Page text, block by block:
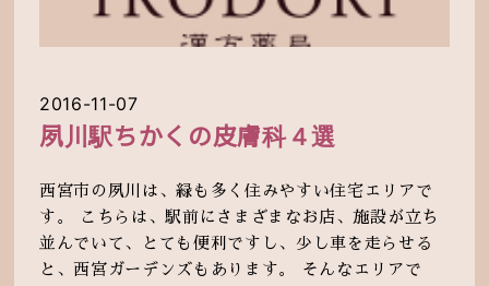
2016-11-07
夙川駅ちかくの皮膚科４選
西宮市の夙川は、緑も多く住みやすい住宅エリアで
す。 こちらは、駅前にさまざまなお店、施設が立ち
並んでいて、とても便利ですし、少し車を走らせる
と、西宮ガーデンズもあります。 そんなエリアで